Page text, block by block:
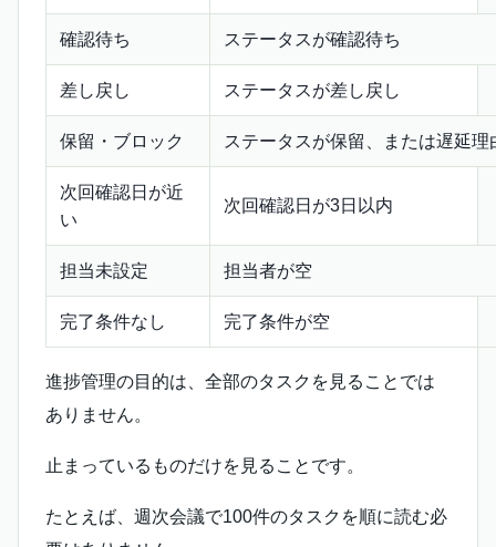
確認待ち ステータスが確認待ち
差し戻し ステータスが差し戻し
保留・ブロック ステータスが保留、または遅延理
次回確認日が近
い
次回確認日が3日以内
担当未設定 担当者が空
完了条件なし 完了条件が空
進捗管理の目的は、全部のタスクを見ることでは
ありません。
止まっているものだけを見ることです。
たとえば、週次会議で100件のタスクを順に読む必